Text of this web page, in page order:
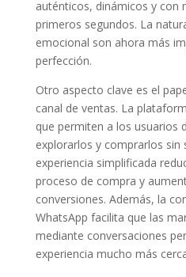
auténticos, dinámicos y con
primeros segundos. La
emocional son ahora más
perfección.
Otro aspecto clave es el
canal de ventas. La
que permiten a los usuarios
explorarlos y comprarlos sin
experiencia simplificada
proceso de compra y
conversiones. Además, la
WhatsApp facilita que las
mediante conversaciones
experiencia mucho más